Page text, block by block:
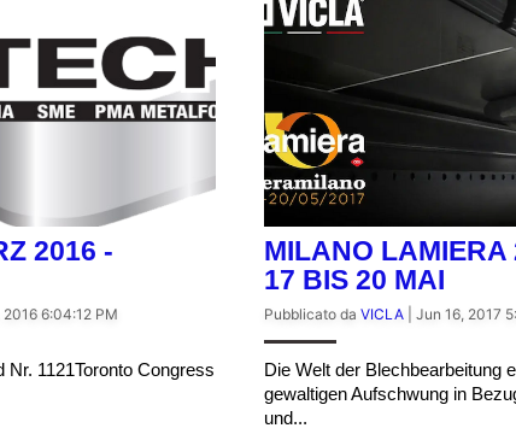
2016 -
2016 6:04:12 PM
1121Toronto Congress
MILANO LAMIERA
17 BIS 20 MAI
Pubblicato da VICLA Jun 16, 2017
Die Welt der Blechbearbeitung
gewaltigen Aufschwung in
und...